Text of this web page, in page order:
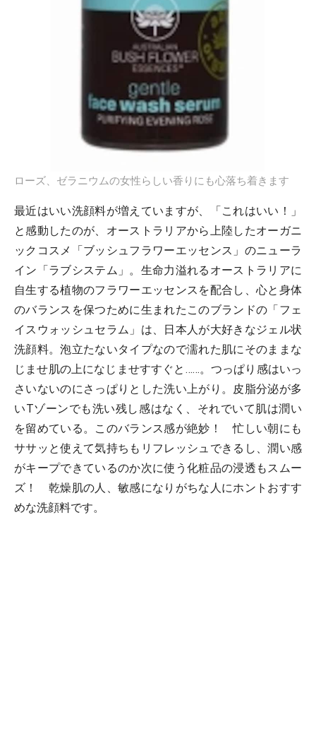
ローズ、ゼラニウムの女性らしい香りにも心落ち着きます
最近はいい洗顔料が増えていますが、「これはいい！」
と感動したのが、オーストラリアから上陸したオーガニ
ックコスメ「ブッシュフラワーエッセンス」のニューラ
イン「ラブシステム」。生命力溢れるオーストラリアに
自生する植物のフラワーエッセンスを配合し、心と身体
のバランスを保つために生まれたこのブランドの「フェ
イスウォッシュセラム」は、日本人が大好きなジェル状
洗顔料。泡立たないタイプなので濡れた肌にそのままな
じませ肌の上になじませすすぐと……。つっぱり感はいっ
さいないのにさっぱりとした洗い上がり。皮脂分泌が多
いTゾーンでも洗い残し感はなく、それでいて肌は潤い
を留めている。このバランス感が絶妙！ 忙しい朝にも
ササッと使えて気持ちもリフレッシュできるし、潤い感
がキープできているのか次に使う化粧品の浸透もスムー
ズ！ 乾燥肌の人、敏感になりがちな人にホントおすす
めな洗顔料です。